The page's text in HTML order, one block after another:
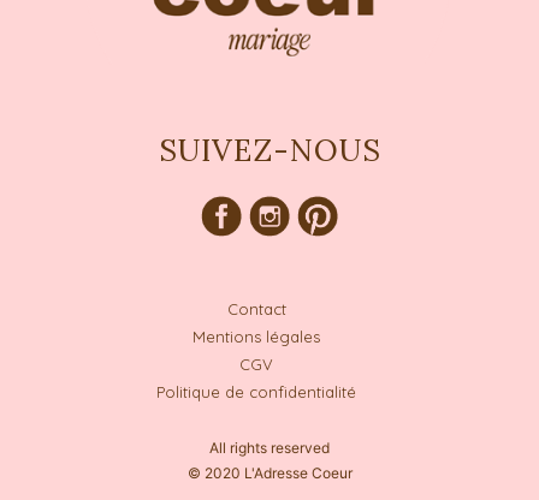
SUIVEZ-NOUS
Contact
Mentions légales
CGV
Politique de confidentialité
All rights reserved
© 2020 L'Adresse Coeur